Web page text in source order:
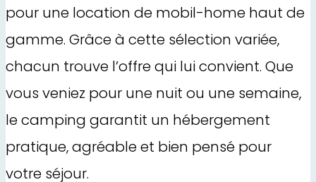
pour une location de mobil-home haut de
gamme. Grâce à cette sélection variée,
chacun trouve l’offre qui lui convient. Que
vous veniez pour une nuit ou une semaine,
le camping garantit un hébergement
pratique, agréable et bien pensé pour
votre séjour.